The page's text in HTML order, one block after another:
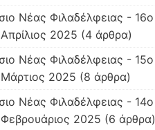
Νέας Φιλαδέλφειας - 16ο
2025 (4 άρθρα)
Νέας Φιλαδέλφειας - 15ο
2025 (8 άρθρα)
Νέας Φιλαδέλφειας - 14ο
2025 (6 άρθρα)